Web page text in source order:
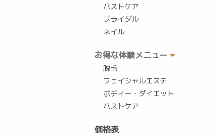
バストケア
ブライダル
ネイル
お得な体験メニュー
脱毛
フェイシャルエステ
ボディー・ダイエット
バストケア
価格表